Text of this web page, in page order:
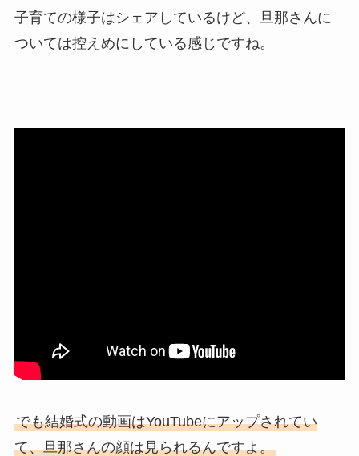
子育ての様子はシェアしているけど、旦那さんに
ついては控えめにしている感じですね。
でも結婚式の動画はYouTubeにアップされてい
て、旦那さんの顔は見られるんですよ。